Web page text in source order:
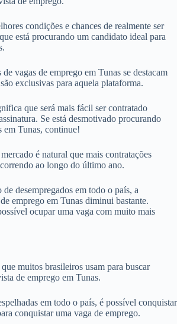
condições e chances de realmente ser
está procurando um candidato ideal para
vagas de emprego em Tunas se destacam
exclusivas para aquela plataforma.
que será mais fácil ser contratado
Se está desmotivado procurando
em Tunas, continue!
é natural que mais contratações
ao longo do último ano.
desempregados em todo o país, a
emprego em Tunas diminui bastante.
ocupar uma vaga com muito mais
muitos brasileiros usam para buscar
de emprego em Tunas.
em todo o país, é possível conquistar
conquistar uma vaga de emprego.